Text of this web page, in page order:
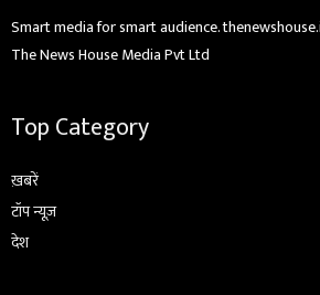
Smart media for smart audience.
The News House Media Pvt Ltd
Top Category
ख़बरें
टॉप न्यूज़
देश